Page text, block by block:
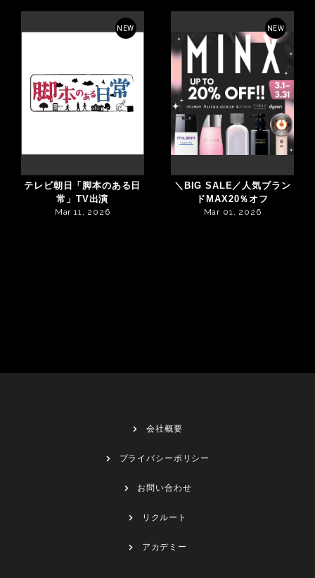
NEW
テレビ朝日「脚本のある日
常」TV出演
Mar 11, 2026
NEW
＼BIG SALE／人気ブラン
ドMAX20％オフ
Mar 01, 2026
会社概要
プライバシーポリシー
お問い合わせ
リクルート
アカデミー